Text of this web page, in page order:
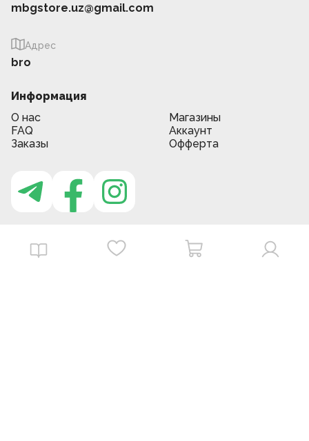
mbgstore.uz@gmail.com
Адрес
bro
Информация
О нас
Магазины
FAQ
Аккаунт
Заказы
Офферта
Приложение MBG store